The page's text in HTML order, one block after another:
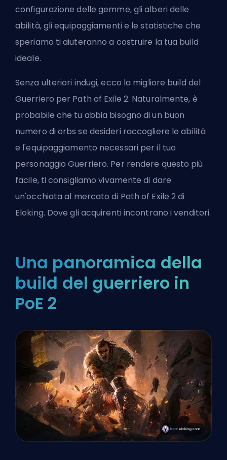
configurazione delle gemme, gli alberi delle
abilità, gli equipaggiamenti e le statistiche che
speriamo ti aiuteranno a costruire la tua build
ideale.
Senza ulteriori indugi, ecco la migliore build del
Guerriero per Path of Exile 2. Naturalmente, è
probabile che tu abbia bisogno di un buon
numero di orbs se desideri raccogliere le abilità
e l'equipaggiamento necessari per il tuo
personaggio Guerriero. Per rendere questo più
facile, ti consigliamo vivamente di dare
un'occhiata al mercato di Path of Exile 2 di
Eloking. Dove gli acquirenti incontrano i venditori.
Una panoramica della
build del guerriero in
PoE 2